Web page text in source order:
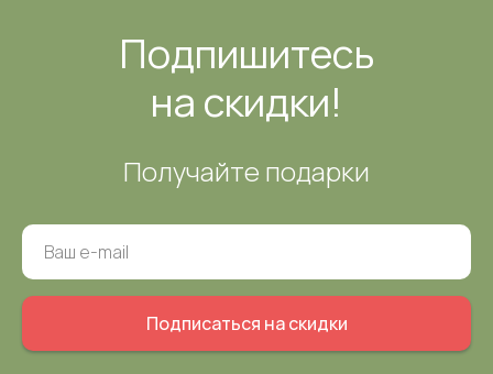
Подпишитесь
на скидки!
Получайте подарки
Подписаться на скидки